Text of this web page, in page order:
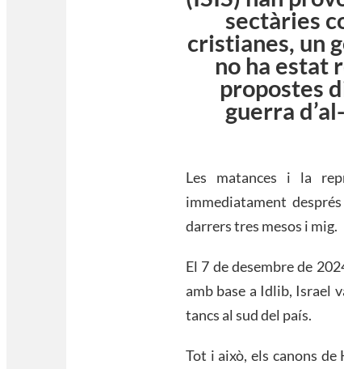
sectàries
cristianes, un
no ha estat
propostes
guerra
Les matances i la
immediatament
darrers tres mesos i mig.
El 7 de desembre de
amb base a Idlib, Israel
tancs al sud del país.
Tot i això, els canons